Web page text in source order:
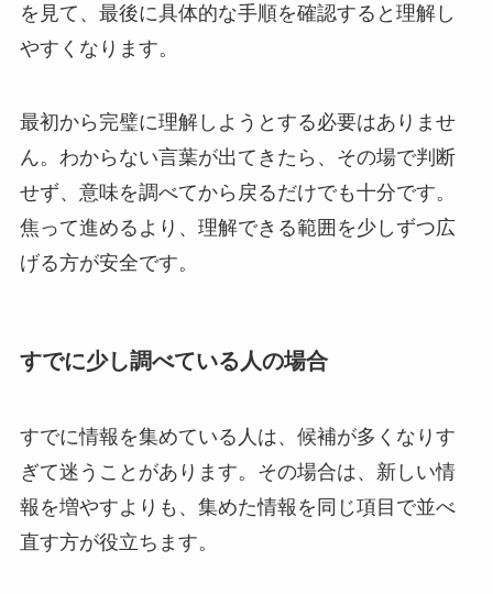
を見て、最後に具体的な手順を確認すると理解し
やすくなります。
最初から完璧に理解しようとする必要はありませ
ん。わからない言葉が出てきたら、その場で判断
せず、意味を調べてから戻るだけでも十分です。
焦って進めるより、理解できる範囲を少しずつ広
げる方が安全です。
すでに少し調べている人の場合
すでに情報を集めている人は、候補が多くなりす
ぎて迷うことがあります。その場合は、新しい情
報を増やすよりも、集めた情報を同じ項目で並べ
直す方が役立ちます。